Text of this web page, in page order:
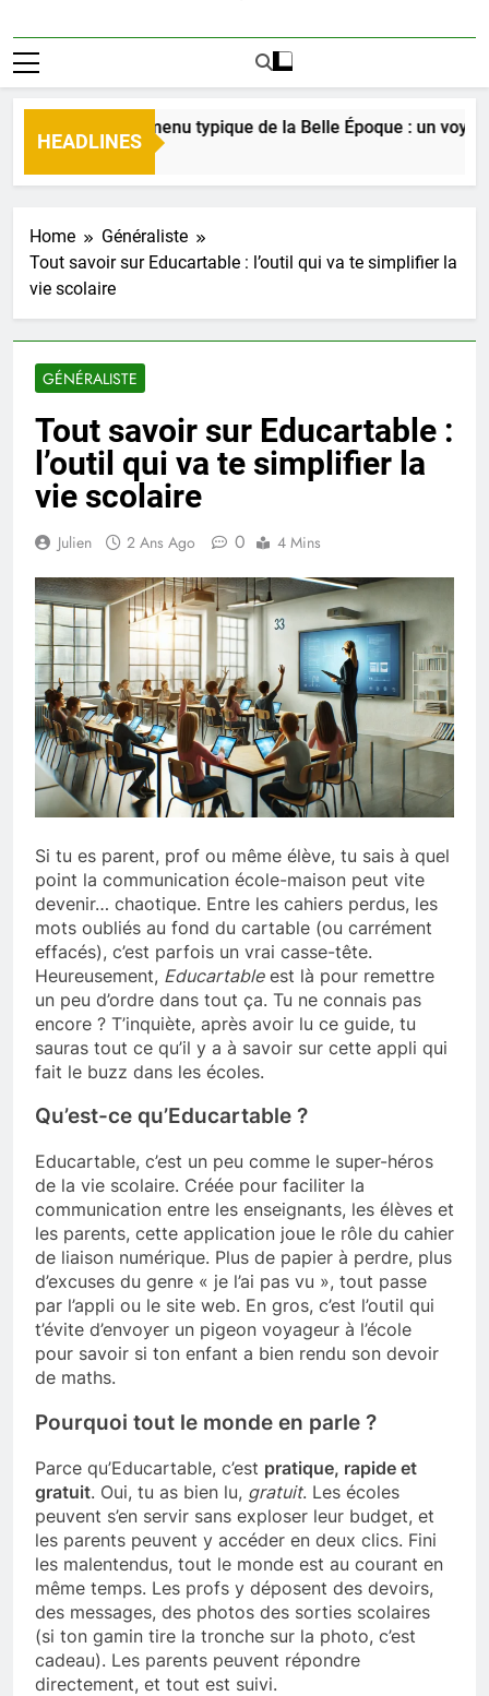
HEADLINES
du menu typique de la Belle Époque : un voyage
Ago
Home
Généraliste
Tout savoir sur Educartable : l’outil qui va te simplifier la
vie scolaire
GÉNÉRALISTE
Tout savoir sur Educartable :
l’outil qui va te simplifier la
vie scolaire
Julien 2 Ans Ago 0 4 Mins
Si tu es parent, prof ou même élève, tu sais à quel
point la communication école-maison peut vite
devenir… chaotique. Entre les cahiers perdus, les
mots oubliés au fond du cartable (ou carrément
effacés), c’est parfois un vrai casse-tête.
Heureusement, Educartableest là pour remettre
un peu d’ordre dans tout ça. Tu ne connais pas
encore ? T’inquiète, après avoir lu ce guide, tu
sauras tout ce qu’il y a à savoir sur cette appli qui
fait le buzz dans les écoles.
Qu’est-ce qu’Educartable ?
Educartable, c’est un peu comme le super-héros
de la vie scolaire. Créée pour faciliter la
communication entre les enseignants, les élèves et
les parents, cette application joue le rôle du cahier
de liaison numérique. Plus de papier à perdre, plus
d’excuses du genre « je l’ai pas vu », tout passe
par l’appli ou le site web. En gros, c’est l’outil qui
t’évite d’envoyer un pigeon voyageur à l’école
pour savoir si ton enfant a bien rendu son devoir
de maths.
Pourquoi tout le monde en parle ?
Parce qu’Educartable, c’est pratique, rapide et
gratuit. Oui, tu as bien lu, gratuit. Les écoles
peuvent s’en servir sans exploser leur budget, et
les parents peuvent y accéder en deux clics. Fini
les malentendus, tout le monde est au courant en
même temps. Les profs y déposent des devoirs,
des messages, des photos des sorties scolaires
(si ton gamin tire la tronche sur la photo, c’est
cadeau). Les parents peuvent répondre
directement, et tout est suivi.